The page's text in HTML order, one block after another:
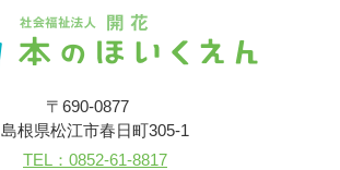
〒690-0877
島根県松江市春日町305-1
TEL：0852-61-8817